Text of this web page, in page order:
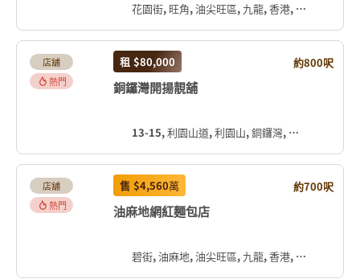
花園街, 旺角, 油尖旺區, 九龍, 香港, 中国
店舖
熱門
租 $80,000 約800呎
銅鑼灣開揚靚舖
13-15, 利園山道, 利園山, 銅鑼灣, 灣仔區, 香港島, 香港, 中国
店舖
熱門
售 $4,560萬 約700呎
油麻地網紅麵包店
碧街, 油麻地, 油尖旺區, 九龍, 香港, 中国